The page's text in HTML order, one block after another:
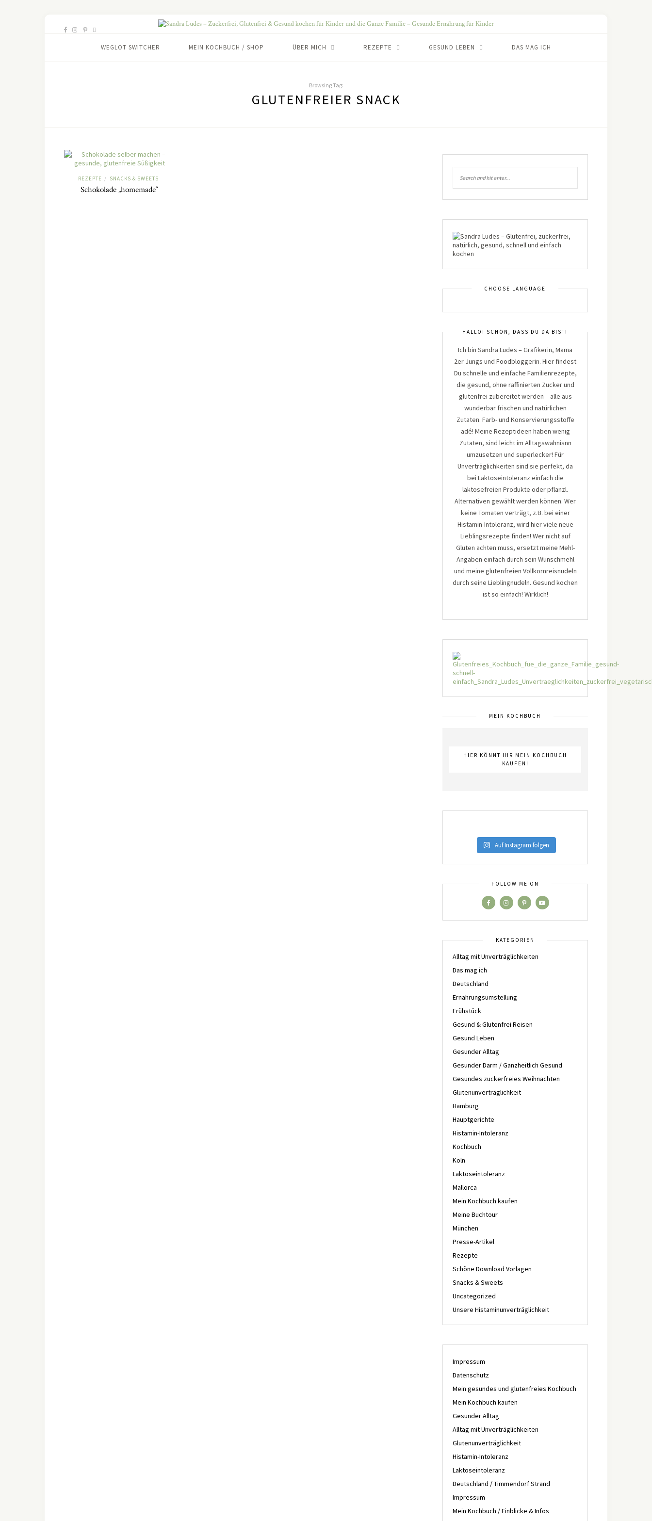
WEGLOT SWITCHER MEIN KOCHBUCH / SHOP ÜBER MICH REZEPTE GESUND LEBEN DAS MAG ICH
Browsing Tag:
GLUTENFREIER SNACK
REZEPTE / SNACKS & SWEETS
Schokolade „homemade“
CHOOSE LANGUAGE
HALLO! SCHÖN, DASS DU DA BIST!
Ich bin Sandra Ludes – Grafikerin, Mama
2er Jungs und Foodbloggerin. Hier findest
Du schnelle und einfache Familienrezepte,
die gesund, ohne raffinierten Zucker und
glutenfrei zubereitet werden – alle aus
wunderbar frischen und natürlichen
Zutaten. Farb- und Konservierungsstoffe
adé! Meine Rezeptideen haben wenig
Zutaten, sind leicht im Alltagswahnisnn
umzusetzen und superlecker! Für
Unverträglichkeiten sind sie perfekt, da
bei Laktoseintoleranz einfach die
laktosefreien Produkte oder pflanzl.
Alternativen gewählt werden können. Wer
keine Tomaten verträgt, z.B. bei einer
Histamin-Intoleranz, wird hier viele neue
Lieblingsrezepte finden! Wer nicht auf
Gluten achten muss, ersetzt meine Mehl-
Angaben einfach durch sein Wunschmehl
und meine glutenfreien Vollkornreisnudeln
durch seine Lieblingnudeln. Gesund kochen
ist so einfach! Wirklich!
MEIN KOCHBUCH
HIER KÖNNT IHR MEIN KOCHBUCH
KAUFEN!
Auf Instagram folgen
FOLLOW ME ON
KATEGORIEN
Alltag mit Unverträglichkeiten
Das mag ich
Deutschland
Ernährungsumstellung
Frühstück
Gesund & Glutenfrei Reisen
Gesund Leben
Gesunder Alltag
Gesunder Darm / Ganzheitlich Gesund
Gesundes zuckerfreies Weihnachten
Glutenunverträglichkeit
Hamburg
Hauptgerichte
Histamin-Intoleranz
Kochbuch
Köln
Laktoseintoleranz
Mallorca
Mein Kochbuch kaufen
Meine Buchtour
München
Presse-Artikel
Rezepte
Schöne Download Vorlagen
Snacks & Sweets
Uncategorized
Unsere Histaminunverträglichkeit
Impressum
Datenschutz
Mein gesundes und glutenfreies Kochbuch
Mein Kochbuch kaufen
Gesunder Alltag
Alltag mit Unverträglichkeiten
Glutenunverträglichkeit
Histamin-Intoleranz
Laktoseintoleranz
Deutschland / Timmendorf Strand
Impressum
Mein Kochbuch / Einblicke & Infos